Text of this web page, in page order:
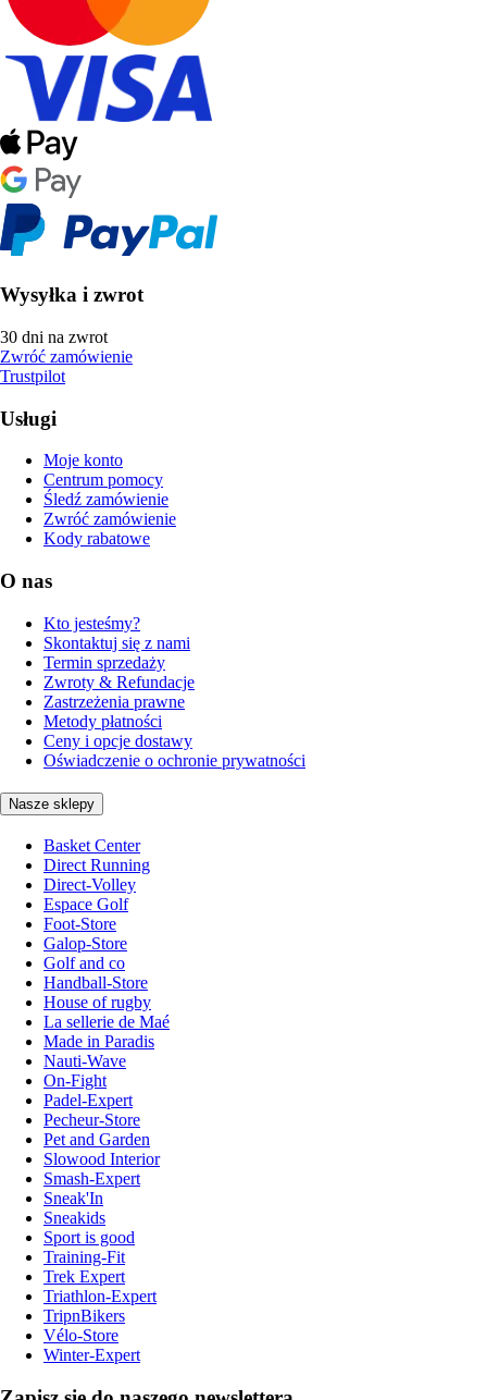
Wysyłka i zwrot
30 dni na zwrot
Zwróć zamówienie
Trustpilot
Usługi
Moje konto
Centrum pomocy
Śledź zamówienie
Zwróć zamówienie
Kody rabatowe
O nas
Kto jesteśmy?
Skontaktuj się z nami
Termin sprzedaży
Zwroty & Refundacje
Zastrzeżenia prawne
Metody płatności
Ceny i opcje dostawy
Oświadczenie o ochronie prywatności
Nasze sklepy
Basket Center
Direct Running
Direct-Volley
Espace Golf
Foot-Store
Galop-Store
Golf and co
Handball-Store
House of rugby
La sellerie de Maé
Made in Paradis
Nauti-Wave
On-Fight
Padel-Expert
Pecheur-Store
Pet and Garden
Slowood Interior
Smash-Expert
Sneak'In
Sneakids
Sport is good
Training-Fit
Trek Expert
Triathlon-Expert
TripnBikers
Vélo-Store
Winter-Expert